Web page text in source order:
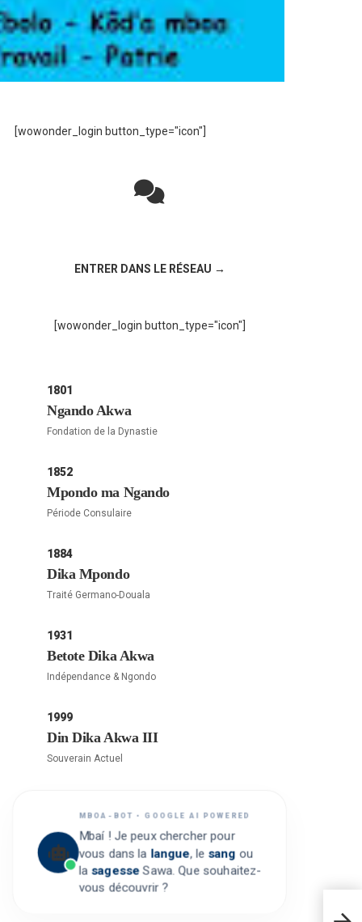
[wowonder_login button_type="icon"]
ENTRER DANS LE RÉSEAU →
[wowonder_login button_type="icon"]
1801
Ngando Akwa
Fondation de la Dynastie
1852
Mpondo ma Ngando
Période Consulaire
1884
Dika Mpondo
Traité Germano-Douala
1931
Betote Dika Akwa
Indépendance & Ngondo
1999
Din Dika Akwa III
Souverain Actuel
MBOA-BOT • GOOGLE AI POWERED
Mbaí ! Je peux chercher pour
vous dans la langue, le sang ou
lasagesseSawa. Que souhaitez-
vous découvrir ?